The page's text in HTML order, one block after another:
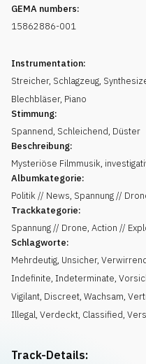
GEMA numbers:
15862886-001
Instrumentation:
Streicher, Schlagzeug,
Blechbläser, Piano
Stimmung:
Spannend, Schleichend, Düster
Beschreibung:
Mysteriöse Filmmusik,
Albumkategorie:
Politik // News, Spannung //
Trackkategorie:
Spannung // Drone, Action //
Schlagworte:
Mehrdeutig, Unsicher,
Indefinite, Indeterminate,
Vigilant, Discreet, Wachsam,
Illegal, Verdeckt, Classified,
Track-Details: